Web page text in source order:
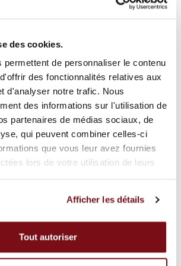
des cookies.
permettent de personnaliser le contenu
des fonctionnalités relatives aux
d'analyser notre trafic. Nous
des informations sur l'utilisation de
partenaires de médias sociaux, de
qui peuvent combiner celles-ci
que vous leur avez fournies
lors de votre utilisation de leurs
Afficher les détails
Tout autoriser
Tarifs
Adultes
inclus par enfant payant